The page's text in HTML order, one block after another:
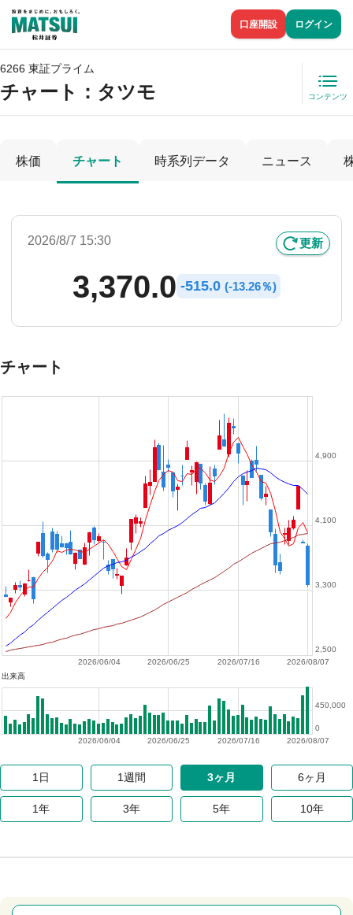
口座開設 ログイン
6266 東証プライム
チャート： タツモ コンテンツ
株価 チャート 時系列データ ニュース
2026/8/7 15:30 更新
3,370.0 -515.0 (-13.26％)
チャート
2026/08/07
2026/07/16
2026/06/25
2026/06/04
2,500
3,300
4,100
4,900
出来高
2026/08/07
2026/07/16
2026/06/25
2026/06/04
0
450,000
1日 1週間 3ヶ月 6ヶ月
1年 3年 5年 10年